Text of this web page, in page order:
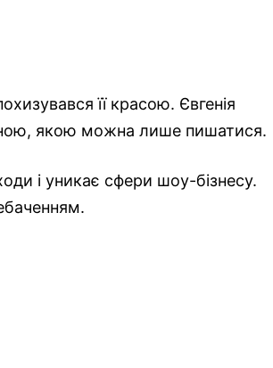
її красою. Євгенія
якою можна лише пишатися.
і уникає сфери шоу-бізнесу.